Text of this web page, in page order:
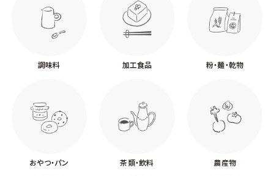
調味料 加工食品 粉・麺・乾物
おやつ・パン 茶類・飲料 農産物